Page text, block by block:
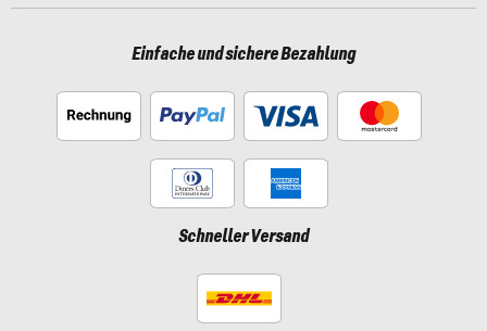
Einfache und sichere Bezahlung
Schneller Versand